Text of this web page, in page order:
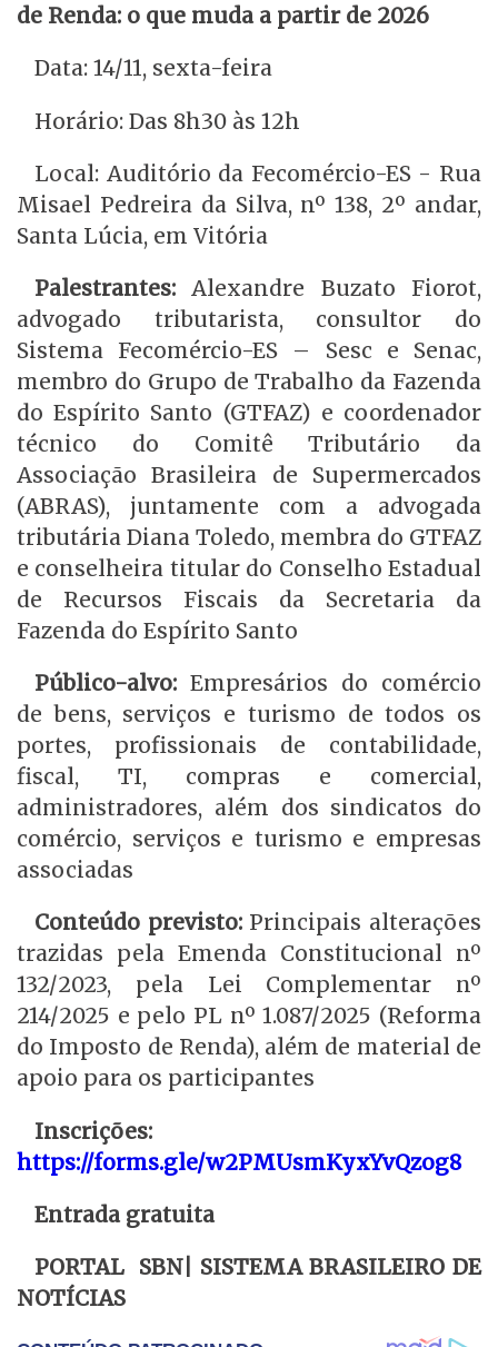
de Renda: o que muda a partir de 2026
Data: 14/11, sexta-feira
Horário: Das 8h30 às 12h
Local: Auditório da Fecomércio-ES - Rua
Misael Pedreira da Silva, nº 138, 2º andar,
Santa Lúcia, em Vitória
Palestrantes: Alexandre Buzato Fiorot,
advogado tributarista, consultor do
Sistema Fecomércio-ES – Sesc e Senac,
membro do Grupo de Trabalho da Fazenda
do Espírito Santo (GTFAZ) e coordenador
técnico do Comitê Tributário da
Associação Brasileira de Supermercados
(ABRAS), juntamente com a advogada
tributária Diana Toledo, membra do GTFAZ
e conselheira titular do Conselho Estadual
de Recursos Fiscais da Secretaria da
Fazenda do Espírito Santo
Público-alvo: Empresários do comércio
de bens, serviços e turismo de todos os
portes, profissionais de contabilidade,
fiscal, TI, compras e comercial,
administradores, além dos sindicatos do
comércio, serviços e turismo e empresas
associadas
Conteúdo previsto:Principais alterações
trazidas pela Emenda Constitucional nº
132/2023, pela Lei Complementar nº
214/2025 e pelo PL nº 1.087/2025 (Reforma
do Imposto de Renda), além de material de
apoio para os participantes
Inscrições:
https://forms.gle/w2PMUsmKyxYvQzog8
Entrada gratuita
PORTAL SBN| SISTEMA BRASILEIRO DE
NOTÍCIAS